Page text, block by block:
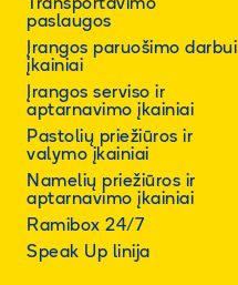
Transportavimo
paslaugos
Įrangos paruošimo darbui
įkainiai
Įrangos serviso ir
aptarnavimo įkainiai
Pastolių priežiūros ir
valymo įkainiai
Namelių priežiūros ir
aptarnavimo įkainiai
Ramibox 24/7
Speak Up linija